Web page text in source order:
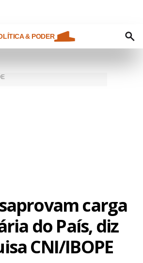
& PODER
carga
do País, diz
CNI/IBOPE